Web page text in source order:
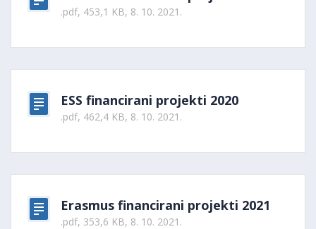
.pdf, 453,1 KB, 8. 10. 2021.
ESS financirani projekti 2020
.pdf, 462,4 KB, 8. 10. 2021.
Erasmus financirani projekti 2021
.pdf, 353,6 KB, 8. 10. 2021.